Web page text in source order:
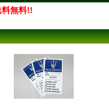
無料!!